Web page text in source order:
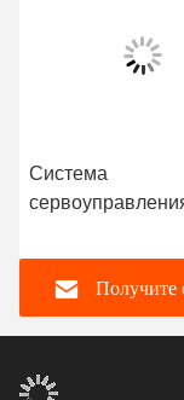
Система
карта Fanuc
0201 A20B-
для станков CNC
Получите